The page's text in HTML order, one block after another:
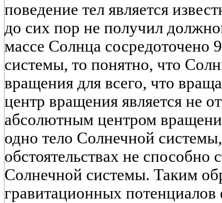
поведение тел является
до сих пор не получил
массе Солнца сосредоточено
системы, то понятно, что
вращения для всего, что
центр вращения является не
абсолютным центром
одно тело Солнечной
обстоятельствах не способно
Солнечной системы. Таким
гравитационных